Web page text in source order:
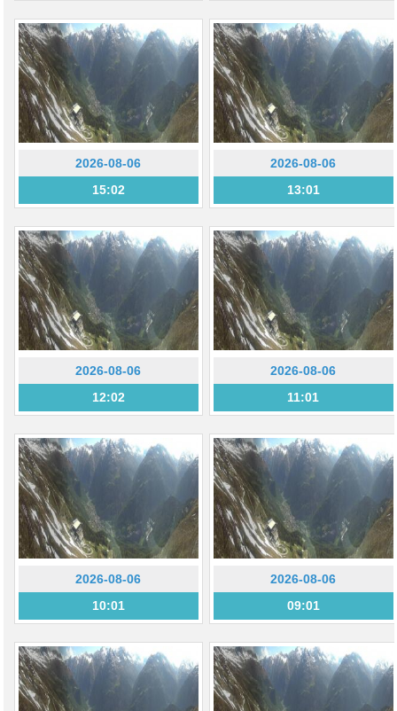
2026-08-06
15:02
2026-08-06
13:01
2026-08-06
12:02
2026-08-06
11:01
2026-08-06
10:01
2026-08-06
09:01